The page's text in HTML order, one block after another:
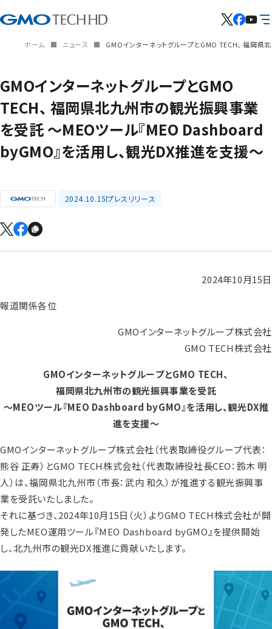
ホーム ニュース GMOインターネットグループとGMO TECH、 福岡
GMOインターネットグループとGMO
TECH、 福岡県北九州市の観光振興事業
を受託 ～MEOツール『MEO Dashboard
byGMO』を活用し、観光DX推進を支援～
2024.10.15プレスリリース
2024年10月15日
報道関係各位
GMOインターネットグループ株式会社
GMO TECH株式会社
GMOインターネットグループとGMO TECH、
福岡県北九州市の観光振興事業を受託
～MEOツール『MEO Dashboard byGMO』を活用し、観光DX推
進を支援～
GMOインターネットグループ株式会社（代表取締役グループ代表：
熊谷 正寿）とGMO TECH株式会社（代表取締役社長CEO：鈴木 明
人）は、福岡県北九州市（市長：武内 和久）が推進する観光振興事
業を受託いたしました。
それに基づき、2024年10月15日（火）よりGMO TECH株式会社が開
発したMEO運用ツール『MEO Dashboard byGMO』を提供開始
し、北九州市の観光DX推進に貢献いたします。